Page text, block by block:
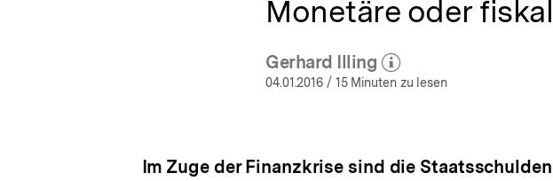
Monetäre oder
Gerhard Illing
(Mehr zum Autor)
öffnen
04.01.2016 / 15 Minuten zu lesen
Im Zuge der Finanzkrise sind die